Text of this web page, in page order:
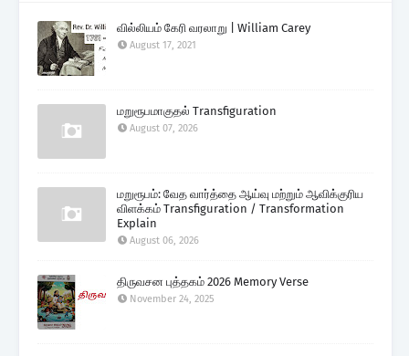
வில்லியம் கேரி வரலாறு | William Carey
August 17, 2021
மறுரூபமாகுதல் Transfiguration
August 07, 2026
மறுரூபம்: வேத வார்த்தை ஆய்வு மற்றும் ஆவிக்குரிய
விளக்கம் Transfiguration / Transformation
Explain
August 06, 2026
திருவசன புத்தகம் 2026 Memory Verse
November 24, 2025